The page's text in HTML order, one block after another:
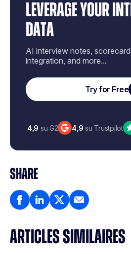
LEVERAGE YOUR
DATA
AI interview notes,
integration, and more...
Try for Free
4,9 su G2 4,9 su Trustpilot
SHARE
ARTICLES SIMILAIRES